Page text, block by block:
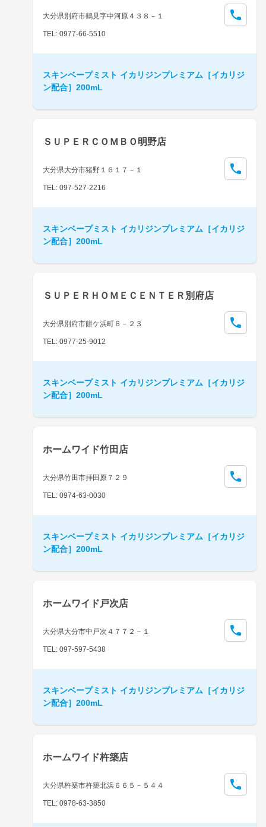
大分県別府市鶴見字中河原４３８－１
TEL: 0977-66-5510
スキンベープミスト イカリジンプレミアム［イカリジ
ン配合］200mL
ＳＵＰＥＲＣＯＭＢＯ明野店
大分県大分市猪野１６１７－１
TEL: 097-527-2216
スキンベープミスト イカリジンプレミアム［イカリジ
ン配合］200mL
ＳＵＰＥＲＨＯＭＥＣＥＮＴＥＲ別府店
大分県別府市餅ケ浜町６－２３
TEL: 0977-25-9012
スキンベープミスト イカリジンプレミアム［イカリジ
ン配合］200mL
ホームワイド竹田店
大分県竹田市拝田原７２９
TEL: 0974-63-0030
スキンベープミスト イカリジンプレミアム［イカリジ
ン配合］200mL
ホームワイド戸次店
大分県大分市中戸次４７７２－１
TEL: 097-597-5438
スキンベープミスト イカリジンプレミアム［イカリジ
ン配合］200mL
ホームワイド杵築店
大分県杵築市杵築北浜６６５－５４４
TEL: 0978-63-3850